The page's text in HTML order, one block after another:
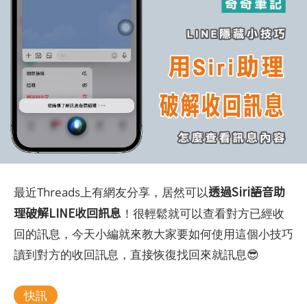
最近Threads上有網友分享，居然可以透過Siri語音助
理破解LINE收回訊息 ！很輕鬆就可以查看對方已經收
回的訊息，今天小編就來教大家要如何使用這個小技巧
讀到對方的收回訊息，直接恢復找回來就訊息😎
快訊